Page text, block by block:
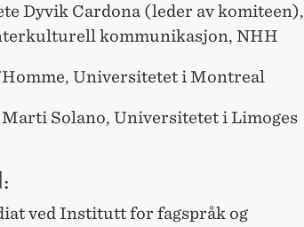
Dyvik Cardona (leder av komiteen),
kommunikasjon, NHH
Universitetet i Montreal
Solano, Universitetet i Limoges
ved Institutt for fagspråk og